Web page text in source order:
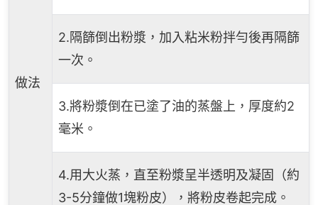
做法
2.隔篩倒出粉漿，加入粘米粉拌勻後再隔篩
一次。
3.將粉漿倒在已塗了油的蒸盤上，厚度約2
毫米。
4.用大火蒸，直至粉漿呈半透明及凝固（約
3-5分鐘做1塊粉皮），將粉皮卷起完成。